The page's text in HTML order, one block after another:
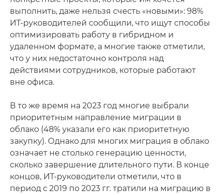
выполнить, даже нельзя счесть «новыми»: 98%
ИТ-руководителей сообщили, что ищут способы
оптимизировать работу в гибридном и
удаленном формате, а многие также отметили,
что у них недостаточно контроля над
действиями сотрудников, которые работают
вне офиса.
В то же время на 2023 год многие выбрали
приоритетным направление миграции в
облако (48% указали его как приоритетную
закупку). Однако для многих миграция в облако
означает не столько генерацию ценности,
сколько завершение длительного пути. В конце
концов, ИТ-руководители отметили, что в
период с 2019 по 2023 гг. тратили на миграцию в